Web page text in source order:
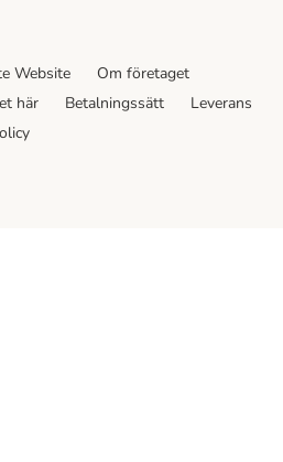
Website
Om företaget
här Betalningssätt
Leverans